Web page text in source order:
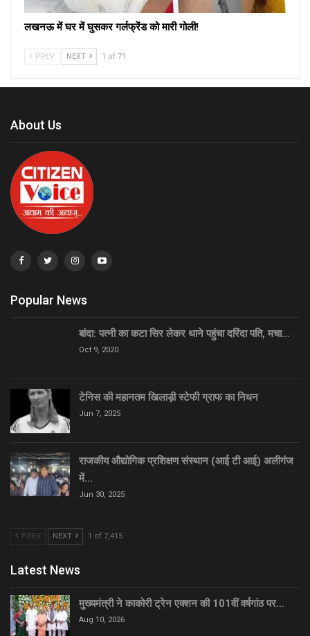
लखनऊ में घर में घुसकर गर्लफ्रेंड को मारी गोली!
PREV NEXT 1 of 71
About Us
Popular News
बांदा: पत्नी का कटा सिर लेकर थाने पहुंचा दरिंदा पति, मचा…
Oct 9, 2020
टेनिस की महानतम खिलाड़ी स्टेफी ग्राफ का निधन
Jun 7, 2025
राजकीय औद्योगिक प्रशिक्षण संस्थान (आई टी आई) अलीगंज
में…
Jun 30, 2025
PREV NEXT 1 of 7,415
Latest News
मुख्यमंत्री ने काकोरी ट्रेन एक्शन की 101वीं वर्षगांठ पर…
Aug 10, 2026